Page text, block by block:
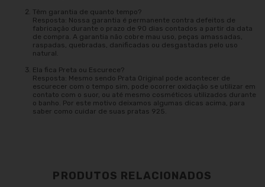
Têm garantia de quanto tempo?
Resposta: Nossa garantia é permanente contra defeitos de
fabricação durante o prazo de 90 dias contados a partir da data
de compra. A garantia não cobre mau uso, peças amassadas,
raspadas, quebradas, danificadas ou desgastadas pelo uso
natural.
Ela fica Preta ou Escurece?
Resposta: Mesmo sendo Prata Original pode acontecer de
escurecer com o tempo sim, pode ocorrer oxidação se utilizar em
contato com o suor, ou até mesmo cosméticos utilizados durante
o banho. Por este motivo deixamos algumas dicas acima, para
saber como cuidar de suas pratas 925.
PRODUTOS RELACIONADOS